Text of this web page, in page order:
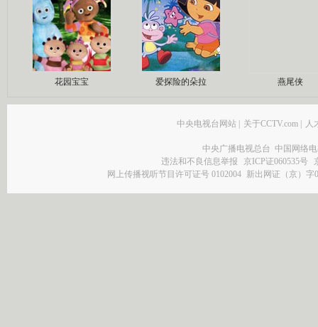
花园宝宝 爱探险的朵拉 燕尾侠
中央电视台网站 | 关于CCTV.com | 人
中央广播电视总台 中国网络
违法和不良信息举报
京ICP证060535号
网上传播视听节目许可证号 0102004 新出网证（京）